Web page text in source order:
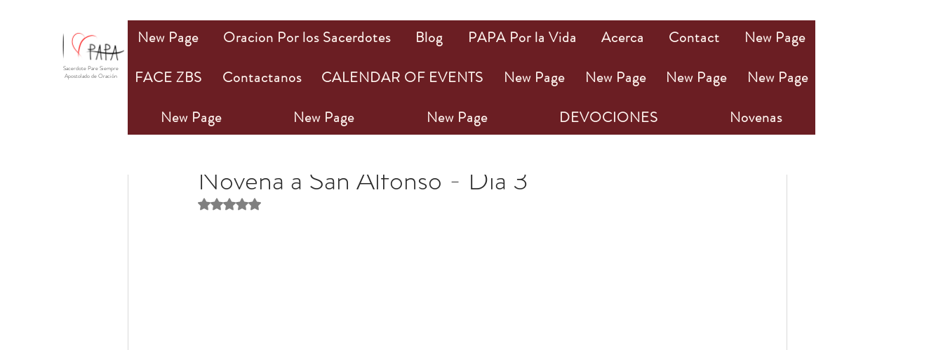
Novena a San Alfonso - Día 3
Obtuvo NaN de 5 estrellas.
New Page Oracion Por los Sacerdotes Blog PAPA Por la Vida Acerca Contact
New Page
FACE ZBS
Contactanos CALENDAR OF EVENTS New Page New Page New Page
New Page
New Page
New Page New Page DEVOCIONES Novenas
Sacerdote Pare Siempre
Apostolado de Oración